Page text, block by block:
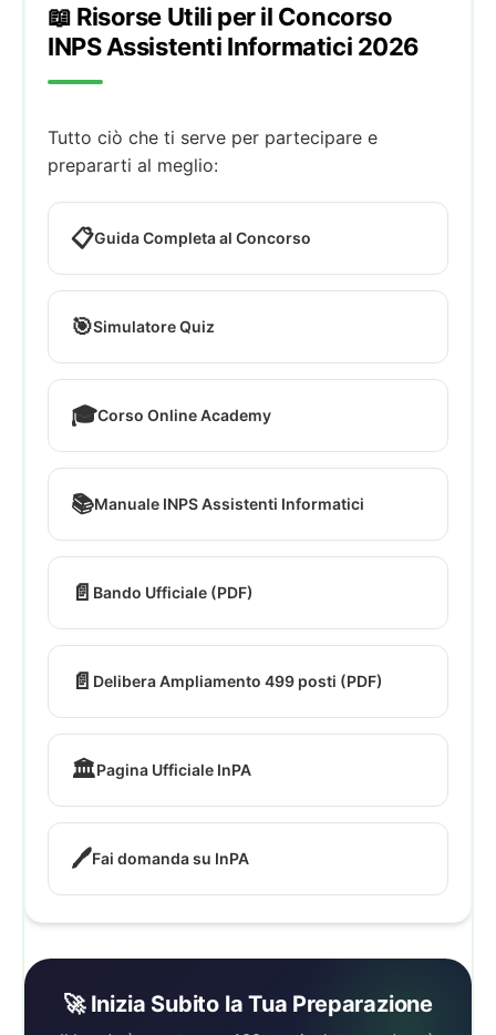
📖 Risorse Utili per il Concorso
INPS Assistenti Informatici 2026
Tutto ciò che ti serve per partecipare e
prepararti al meglio:
📋Guida Completa al Concorso
🎯Simulatore Quiz
🎓Corso Online Academy
📚Manuale INPS Assistenti Informatici
📄 Bando Ufficiale (PDF)
📄 Delibera Ampliamento 499 posti (PDF)
🏛️Pagina Ufficiale InPA
🖊️Fai domanda su InPA
🚀 Inizia Subito la Tua Preparazione